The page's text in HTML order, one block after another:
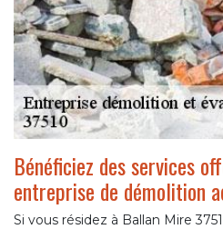
Bénéficiez des services
entreprise de démolition
Si vous résidez à Ballan Mire